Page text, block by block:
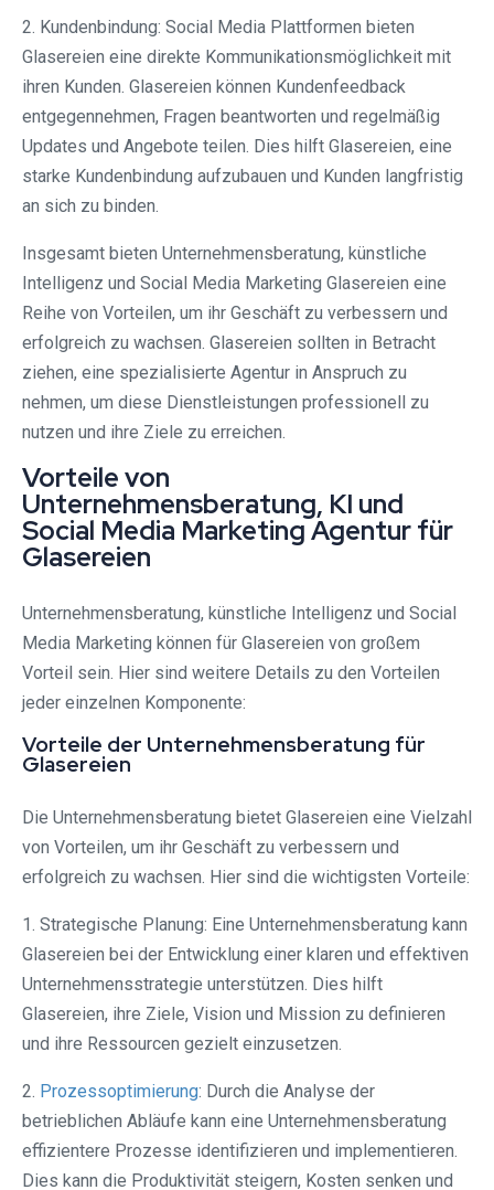
2. Kundenbindung: Social Media Plattformen bieten
Glasereien eine direkte Kommunikationsmöglichkeit mit
ihren Kunden. Glasereien können Kundenfeedback
entgegennehmen, Fragen beantworten und regelmäßig
Updates und Angebote teilen. Dies hilft Glasereien, eine
starke Kundenbindung aufzubauen und Kunden langfristig
an sich zu binden.
Insgesamt bieten Unternehmensberatung, künstliche
Intelligenz und Social Media Marketing Glasereien eine
Reihe von Vorteilen, um ihr Geschäft zu verbessern und
erfolgreich zu wachsen. Glasereien sollten in Betracht
ziehen, eine spezialisierte Agentur in Anspruch zu
nehmen, um diese Dienstleistungen professionell zu
nutzen und ihre Ziele zu erreichen.
Vorteile von
Unternehmensberatung, KI und
Social Media Marketing Agentur für
Glasereien
Unternehmensberatung, künstliche Intelligenz und Social
Media Marketing können für Glasereien von großem
Vorteil sein. Hier sind weitere Details zu den Vorteilen
jeder einzelnen Komponente:
Vorteile der Unternehmensberatung für
Glasereien
Die Unternehmensberatung bietet Glasereien eine Vielzahl
von Vorteilen, um ihr Geschäft zu verbessern und
erfolgreich zu wachsen. Hier sind die wichtigsten Vorteile:
1. Strategische Planung: Eine Unternehmensberatung kann
Glasereien bei der Entwicklung einer klaren und effektiven
Unternehmensstrategie unterstützen. Dies hilft
Glasereien, ihre Ziele, Vision und Mission zu definieren
und ihre Ressourcen gezielt einzusetzen.
2. Prozessoptimierung: Durch die Analyse der
betrieblichen Abläufe kann eine Unternehmensberatung
effizientere Prozesse identifizieren und implementieren.
Dies kann die Produktivität steigern, Kosten senken und